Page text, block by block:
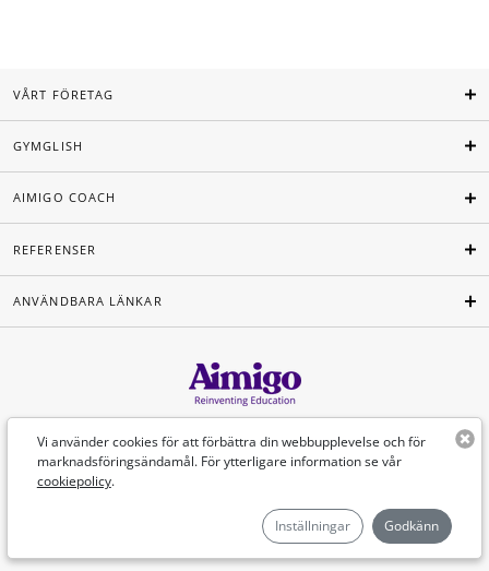
Vi använder cookies för att förbättra din webbupplevelse och för
marknadsföringsändamål. För ytterligare information se vår
cookiepolicy.
Inställningar Godkänn
VÅRT FÖRETAG
GYMGLISH
AIMIGO COACH
REFERENSER
ANVÄNDBARA LÄNKAR
Svenska